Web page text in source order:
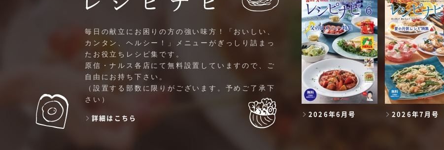
毎日の献立にお困りの方の強い味方！「おいしい、
カンタン、ヘルシー！」メニューがぎっしり詰まっ
たお役立ちレシピ集です。
原信・ナルス各店にて無料設置していますので、ご
自由にお持ち下さい。
（設置する部数に限りがございます。予めご了承下
さい）
詳細はこちら
2026年6月号 2026年7月号